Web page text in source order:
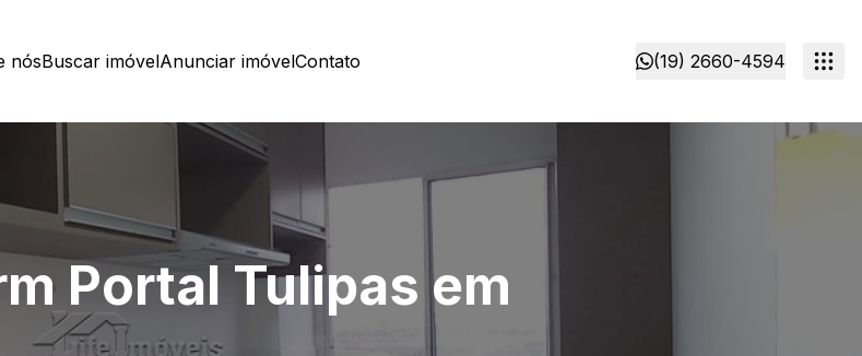
nósBuscar imóvelAnunciar imóvelContato (19) 2660-4594
Portal Tulipas em